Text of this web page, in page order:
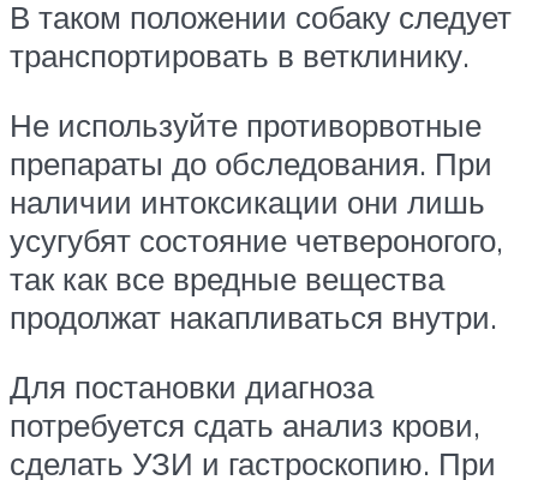
В таком положении собаку следует
транспортировать в ветклинику.
Не используйте противорвотные
препараты до обследования. При
наличии интоксикации они лишь
усугубят состояние четвероногого,
так как все вредные вещества
продолжат накапливаться внутри.
Для постановки диагноза
потребуется сдать анализ крови,
сделать УЗИ и гастроскопию. При